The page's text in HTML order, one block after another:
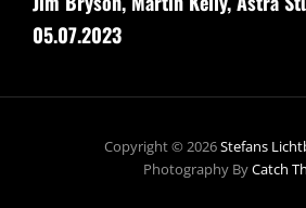
05.07.2023
Copyright © 2026Stefans
Photography ByCatch